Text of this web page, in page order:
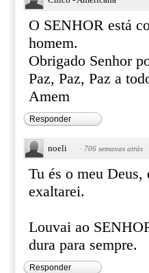
O SENHOR está
homem.
Obrigado Senhor
Paz, Paz, Paz a
Amem
Responder
noeli · 706 semanas atrás
Tu és o meu Deus,
exaltarei.
Louvai ao
dura para sempre.
Responder